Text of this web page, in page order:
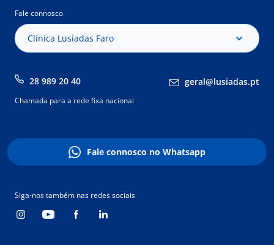
Fale connosco
Clínica Lusíadas Faro
28 989 20 40 geral@lusiadas.pt
Chamada para a rede fixa nacional
Fale connosco no Whatsapp
Siga-nos também nas redes sociais